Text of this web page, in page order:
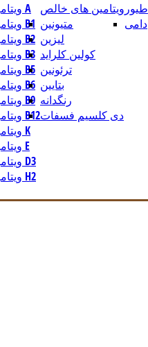
طیور ویتامین های خالص
ویتامین A
ویتامین B1
ویتامین B2
ویتامین B3
ویتامین B5
ویتامین B6
ویتامین B9
ویتامین B12
ویتامین K
ویتامین E
ویتامین D3
ویتامین H2
متیونین
لیزین
کولین کلراید
ترئونین
بتایین
رنگدانه
دی کلسیم فسفات
دامی